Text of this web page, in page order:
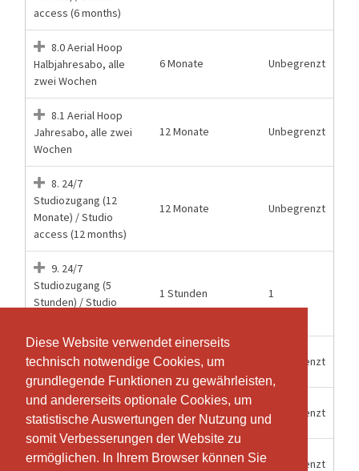
Diese Website verwendet einerseits
technisch notwendige Cookies, um
grundlegende Funktionen zu gewährleisten,
und andererseits optionale Cookies, um
statistische Auswertungen der Nutzung und
somit Verbesserungen der Website zu
ermöglichen. In Ihrem Browser können Sie
Diese Website verwendet einerseits
technisch notwendige Cookies, um
grundlegende Funktionen zu gewährleisten,
und andererseits optionale Cookies, um
statistische Auswertungen der Nutzung und
somit Verbesserungen der Website zu
ermöglichen. In Ihrem Browser können Sie
access (6 months)
8.0 Aerial Hoop
Halbjahresabo, alle
zwei Wochen
6 Monate Unbegrenzt
8.1 Aerial Hoop
Jahresabo, alle zwei
Wochen
12 Monate Unbegrenzt
8. 24/7
Studiozugang (12
Monate) / Studio
access (12 months)
12 Monate Unbegrenzt
9. 24/7
Studiozugang (5
Stunden) / Studio
1 Stunden 1
Mitgliederzugang
24/7 Aerial Hoop
15 Wochen Unbegrenzt
Mitgliederzugang
24/7 Halbjahr
6 Monate Unbegrenzt
Mitgliederzugang
12 Monate Unbegrenzt